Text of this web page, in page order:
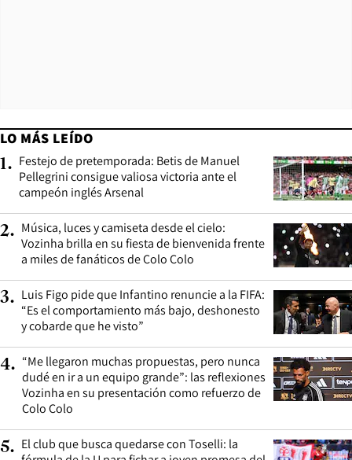
LO MÁS LEÍDO
1. Festejo de pretemporada: Betis de Manuel
Pellegrini consigue valiosa victoria ante el
campeón inglés Arsenal
2. Música, luces y camiseta desde el cielo:
Vozinha brilla en su fiesta de bienvenida frente
a miles de fanáticos de Colo Colo
3. Luis Figo pide que Infantino renuncie a la FIFA:
“Es el comportamiento más bajo, deshonesto
y cobarde que he visto”
4. “Me llegaron muchas propuestas, pero nunca
dudé en ir a un equipo grande”: las reflexiones
Vozinha en su presentación como refuerzo de
Colo Colo
5. El club que busca quedarse con Toselli: la